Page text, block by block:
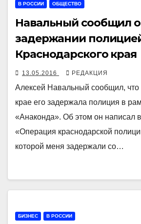
В РОССИИ ОБЩЕСТВО
Навальный сообщил
задержании
Краснодарского края
13.05.2016 РЕДАКЦИЯ
Алексей Навальный сообщил, что
крае его задержала полиция в
«Анаконда». Об этом он написал
«Операция краснодарской
которой меня задержали со…
БИЗНЕС В РОССИИ